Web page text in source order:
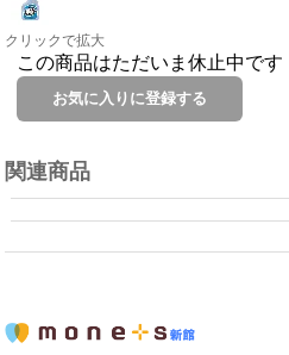
クリックで拡大
この商品はただいま休止中です
関連商品